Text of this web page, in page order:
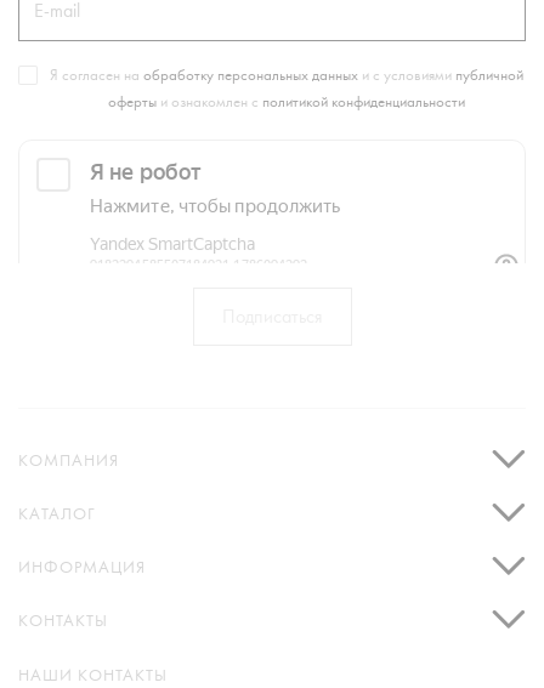
Я согласен на обработку персональных данных и с условиями публичной
офертыи ознакомлен с политикой конфиденциальности
КОМПАНИЯ
КАТАЛОГ
ИНФОРМАЦИЯ
КОНТАКТЫ
НАШИ КОНТАКТЫ